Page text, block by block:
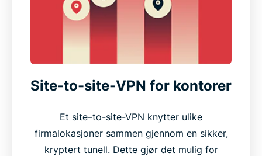
Site-to-site-VPN for kontorer
Et site–to-site-VPN knytter ulike
firmalokasjoner sammen gjennom en sikker,
kryptert tunell. Dette gjør det mulig for